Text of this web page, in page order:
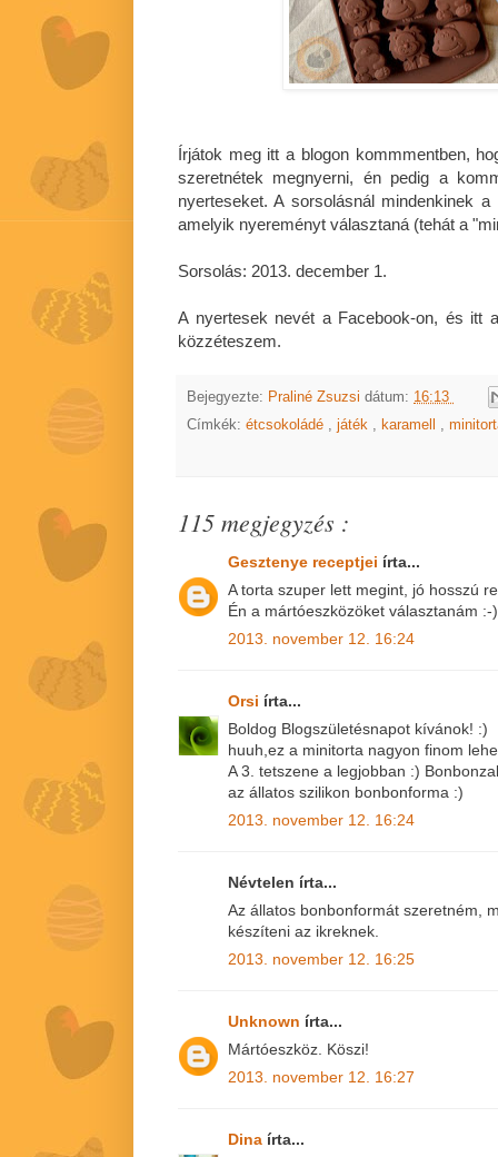
Írjátok meg itt a blogon kommmentben,
szeretnétek megnyerni, én pedig a
nyerteseket. A sorsolásnál mindenkinek
amelyik nyereményt választaná (tehát a
Sorsolás: 2013. december 1.
A nyertesek nevét a Facebook-on, és itt
közzéteszem.
Bejegyezte: Praliné Zsuzsi dátum: 16:13
Címkék: étcsokoládé , játék , karamell ,
115 megjegyzés :
Gesztenye receptjei írta...
A torta szuper lett megint, jó hosszú
Én a mártóeszközöket választanám :-
2013. november 12. 16:24
Orsi írta...
Boldog Blogszületésnapot kívánok! :)
huuh,ez a minitorta nagyon finom
A 3. tetszene a legjobban :)
az állatos szilikon bonbonforma :)
2013. november 12. 16:24
Névtelen írta...
Az állatos bonbonformát szeretném,
készíteni az ikreknek.
2013. november 12. 16:25
Unknown írta...
Mártóeszköz. Köszi!
2013. november 12. 16:27
Dina írta...